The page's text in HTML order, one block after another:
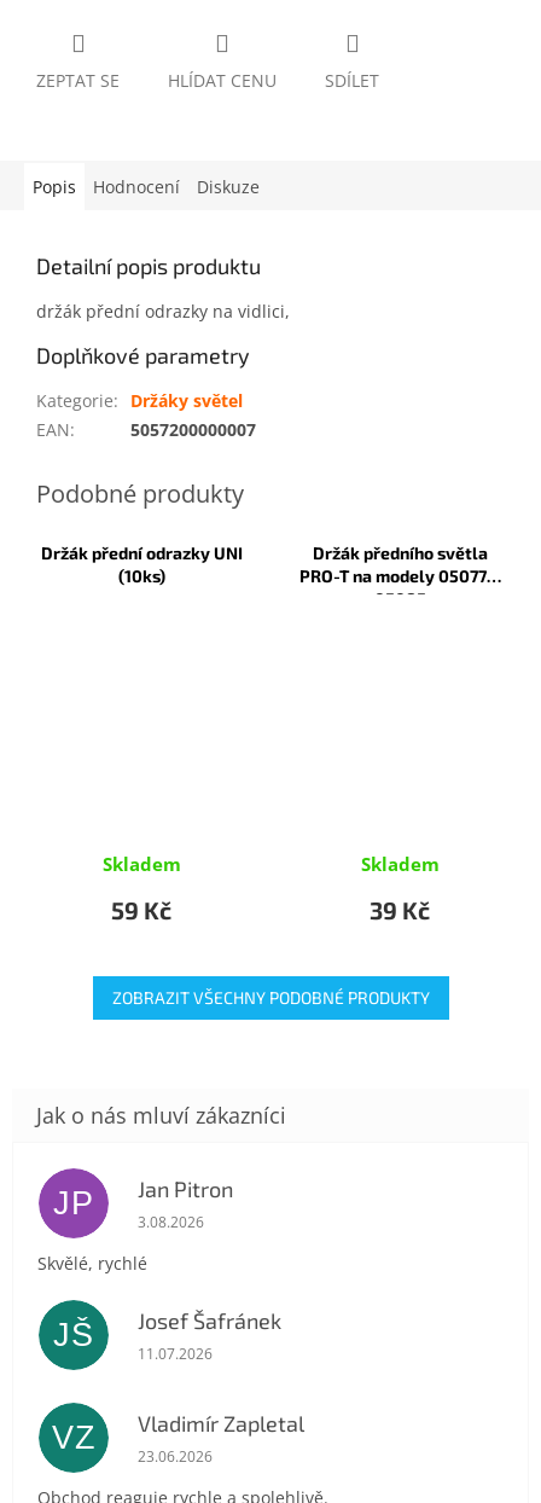
ZEPTAT SE HLÍDAT CENU SDÍLET
Popis Hodnocení Diskuze
Detailní popis produktu
držák přední odrazky na vidlici,
Doplňkové parametry
Kategorie:
Držáky světel
EAN: 5057200000007
Držák přední odrazky UNI
(10ks)
Skladem
59 Kč
Držák předního světla
PRO-T na modely 05077 a
05085
Skladem
39 Kč
ZOBRAZIT VŠECHNY PODOBNÉ PRODUKTY
JP Jan Pitron
Hodnocení obchodu je 5 z 5 hvězdiček.
3.08.2026
Skvělé, rychlé
JŠ Josef Šafránek
Hodnocení obchodu je 5 z 5 hvězdiček.
11.07.2026
VZ Vladimír Zapletal
Hodnocení obchodu je 5 z 5 hvězdiček.
23.06.2026
Obchod reaguje rychle a spolehlivě.